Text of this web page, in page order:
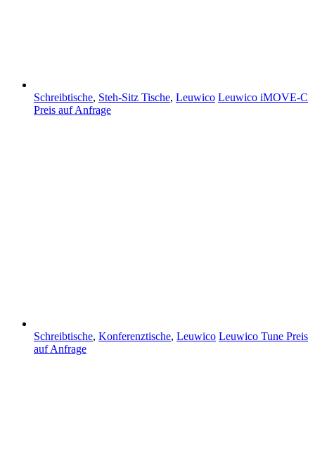
Schreibtische, Steh-Sitz Tische, Leuwico Leuwico iMOVE-C
Preis auf Anfrage
Schreibtische, Konferenztische, Leuwico Leuwico Tune Preis
auf Anfrage